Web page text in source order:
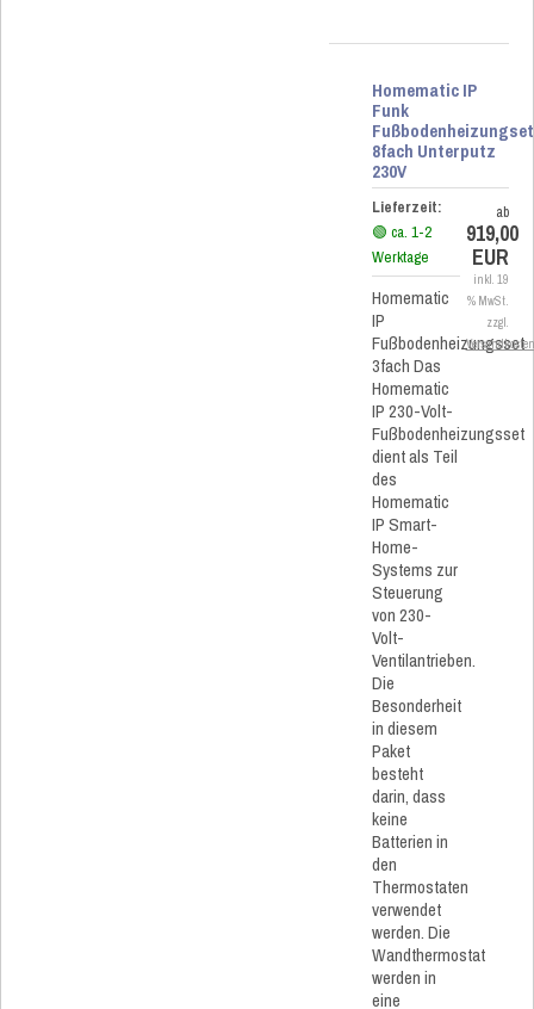
Homematic IP
Funk
Fußbodenheizungset
8fach Unterputz
230V
Lieferzeit:
🟢 ca. 1-2
Werktage
Homematic
IP
Fußbodenheizungsset
3fach Das
Homematic
IP 230-Volt-
Fußbodenheizungsset
dient als Teil
des
Homematic
IP Smart-
Home-
Systems zur
Steuerung
von 230-
Volt-
Ventilantrieben.
Die
Besonderheit
in diesem
Paket
besteht
darin, dass
keine
Batterien in
den
Thermostaten
verwendet
werden. Die
Wandthermostat
werden in
eine
ab
919,00
EUR
inkl. 19
% MwSt.
zzgl.
Versandkosten